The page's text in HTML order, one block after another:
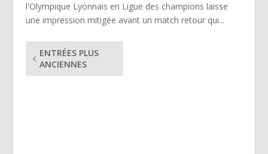
l'Olympique Lyonnais en Ligue des champions laisse
une impression mitigée avant un match retour qui...
ENTRÉES PLUS
ANCIENNES